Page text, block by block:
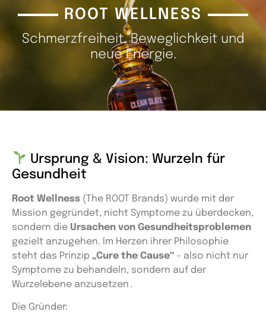
ROOT WELLNESS
Schmerzfreiheit, Beweglichkeit und
neue Energie.
Ursprung & Vision: Wurzeln für
Gesundheit
Root Wellness (The ROOT Brands) wurde mit der
Mission gegründet, nicht Symptome zu überdecken,
sondern die Ursachen von Gesundheitsproblemen
gezielt anzugehen. Im Herzen ihrer Philosophie
steht das Prinzip „Cure the Cause“ – also nicht nur
Symptome zu behandeln, sondern auf der
Wurzelebene anzusetzen .
Die Gründer: